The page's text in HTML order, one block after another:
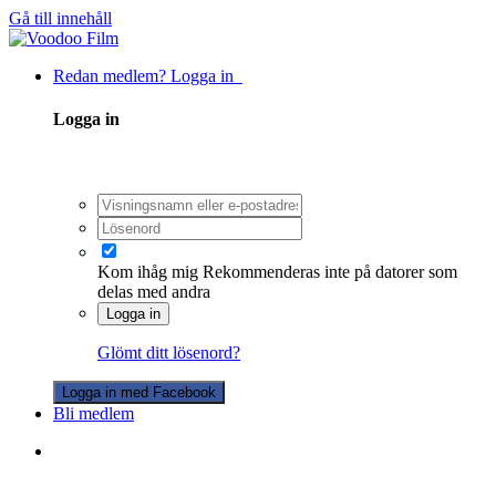
Gå till innehåll
Redan medlem? Logga in
Logga in
Kom ihåg mig Rekommenderas inte på datorer som
delas med andra
Logga in
Glömt ditt lösenord?
Logga in med Facebook
Bli medlem